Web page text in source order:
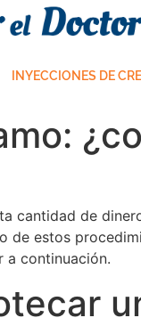
INYECCIONES DE
cantidad de
de estos
a continuación.